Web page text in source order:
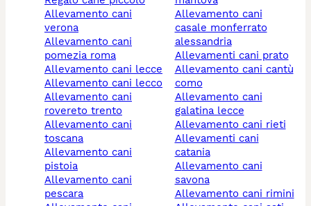
allevamento cani
verona
allevamento cani
pomezia roma
allevamento cani lecce
allevamento cani lecco
allevamento cani
rovereto trento
allevamento cani
toscana
allevamento cani
pistoia
allevamento cani
pescara
allevamento cani
casale monferrato
alessandria
allevamenti cani prato
allevamento cani cantù
como
allevamento cani
galatina lecce
allevamento cani rieti
allevamenti cani
catania
allevamento cani
savona
allevamento cani rimini